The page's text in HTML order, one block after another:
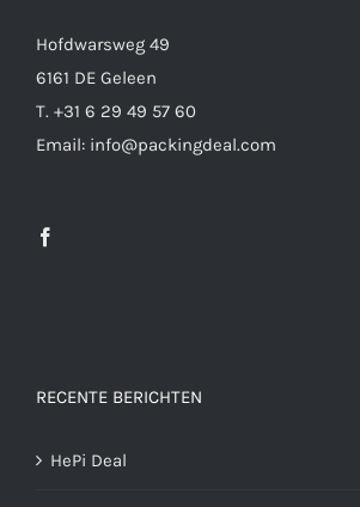
Hofdwarsweg 49
6161 DE Geleen
T. +31 6 29 49 57 60
Email: info@packingdeal.com
RECENTE BERICHTEN
HePi Deal